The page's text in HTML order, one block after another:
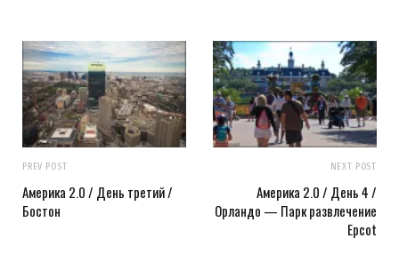
PREV POST
Америка 2.0 / День третий /
Бостон
NEXT POST
Америка 2.0 / День 4 /
Орландо — Парк развлечение
Epcot